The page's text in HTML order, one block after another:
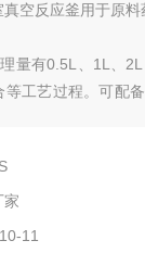
真空反应釜用于原料
量有0.5L、1L、
等工艺过程。可配
家
11